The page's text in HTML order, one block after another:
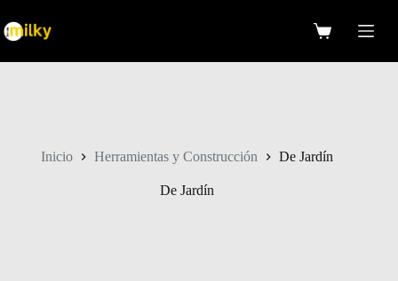
al
contenido
Carro
Inicio Herramientas y Construcción De Jardín
De Jardín